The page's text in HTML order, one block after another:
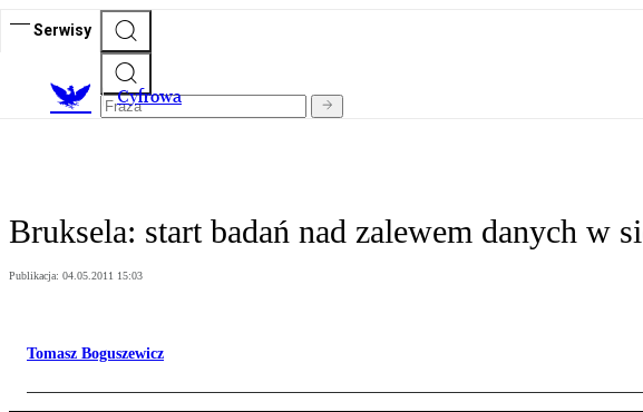
Serwisy
Cyfrowa
Bruksela: start badań nad zalewem danych w
Publikacja: 04.05.2011 15:03
Tomasz Boguszewicz